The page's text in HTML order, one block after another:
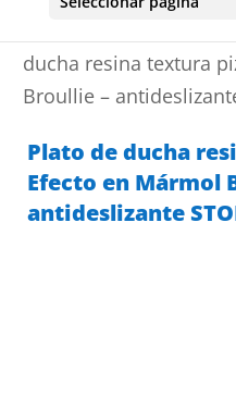
ducha resina textura
Broullie –
Plato de ducha
Efecto en Mármol
antideslizante